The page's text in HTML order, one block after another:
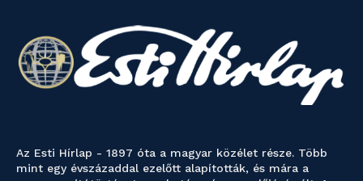
Az Esti Hírlap - 1897 óta a magyar közélet része. Több
mint egy évszázaddal ezelőtt alapították, és mára a